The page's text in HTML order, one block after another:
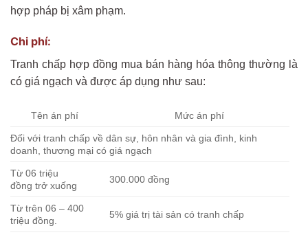
hợp pháp bị xâm phạm.
Chi phí:
Tranh chấp hợp đồng mua bán hàng hóa thông thường là
có giá ngạch và được áp dụng như sau:
Tên án phí Mức án phí
Đối với tranh chấp về dân sự, hôn nhân và gia đình, kinh
doanh, thương mại có giá ngạch
Từ 06 triệu
đồng trở xuống
300.000 đồng
Từ trên 06 – 400
triệu đồng.
5% giá trị tài sản có tranh chấp